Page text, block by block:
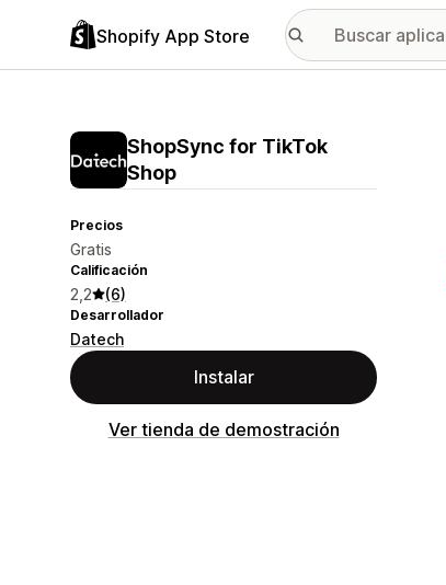
Shopify App Store
ShopSync for TikTok
Shop
Precios
Gratis
Calificación
2,2 (6)
Desarrollador
Datech
Instalar
Ver tienda de demostración